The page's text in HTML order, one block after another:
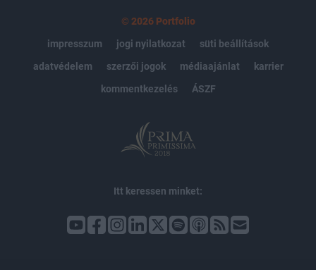
© 2026 Portfolio
impresszum
jogi nyilatkozat
süti beállítások
adatvédelem
szerzői jogok médiaajánlat
karrier
kommentkezelés
ÁSZF
Itt keressen minket: